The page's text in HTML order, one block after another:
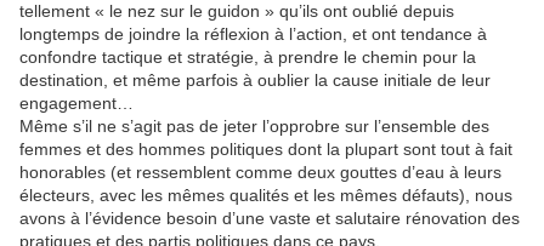
tellement « le nez sur le guidon » qu’ils ont oublié depuis
longtemps de joindre la réflexion à l’action, et ont tendance à
confondre tactique et stratégie, à prendre le chemin pour la
destination, et même parfois à oublier la cause initiale de leur
engagement…
Même s’il ne s’agit pas de jeter l’opprobre sur l’ensemble des
femmes et des hommes politiques dont la plupart sont tout à fait
honorables (et ressemblent comme deux gouttes d’eau à leurs
électeurs, avec les mêmes qualités et les mêmes défauts), nous
avons à l’évidence besoin d’une vaste et salutaire rénovation des
pratiques et des partis politiques dans ce pays.